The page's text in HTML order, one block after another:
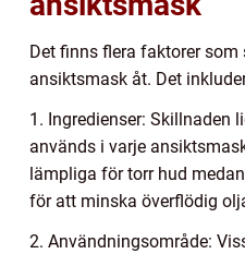
Det finns flera faktorer
ansiktsmask åt. Det
1. Ingredienser: Skillnaden
används i varje
lämpliga för torr hud
för att minska överflödig
2. Användningsområde: